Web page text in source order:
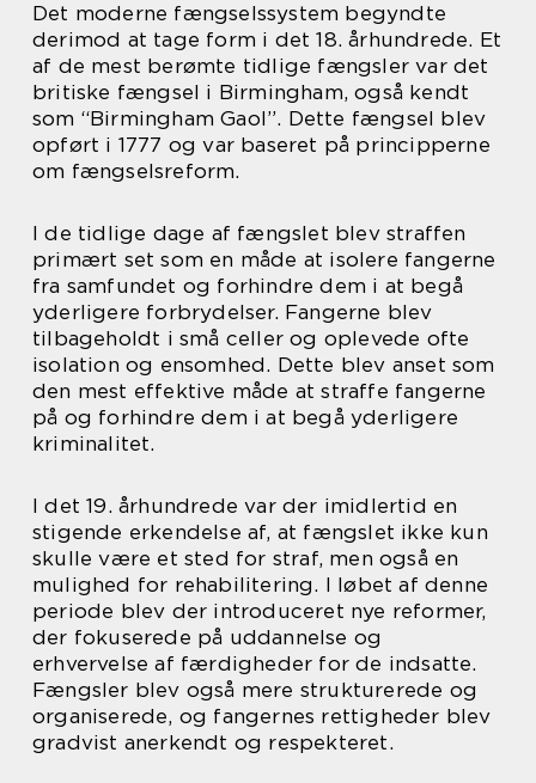
Det moderne fængselssystem begyndte
derimod at tage form i det 18. århundrede. Et
af de mest berømte tidlige fængsler var det
britiske fængsel i Birmingham, også kendt
som “Birmingham Gaol”. Dette fængsel blev
opført i 1777 og var baseret på principperne
om fængselsreform.
I de tidlige dage af fængslet blev straffen
primært set som en måde at isolere fangerne
fra samfundet og forhindre dem i at begå
yderligere forbrydelser. Fangerne blev
tilbageholdt i små celler og oplevede ofte
isolation og ensomhed. Dette blev anset som
den mest effektive måde at straffe fangerne
på og forhindre dem i at begå yderligere
kriminalitet.
I det 19. århundrede var der imidlertid en
stigende erkendelse af, at fængslet ikke kun
skulle være et sted for straf, men også en
mulighed for rehabilitering. I løbet af denne
periode blev der introduceret nye reformer,
der fokuserede på uddannelse og
erhvervelse af færdigheder for de indsatte.
Fængsler blev også mere strukturerede og
organiserede, og fangernes rettigheder blev
gradvist anerkendt og respekteret.